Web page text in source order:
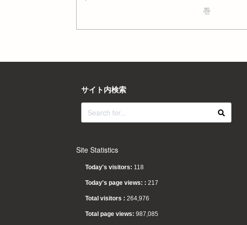
巻
サイト内検索
Site Statistics
Today's visitors: 118
Today's page views: : 217
Total visitors : 264,976
Total page views: 987,085